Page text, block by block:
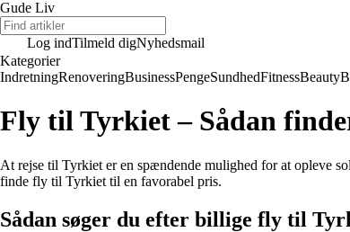
Gude Liv
Log indTilmeld digNyhedsmail
Kategorier
IndretningRenoveringBusinessPengeSundhedFitnessBeauty
Fly til Tyrkiet – Sådan
At rejse til Tyrkiet er en spændende mulighed for at opleve
finde fly til Tyrkiet til en favorabel pris.
Sådan søger du efter billige fly til